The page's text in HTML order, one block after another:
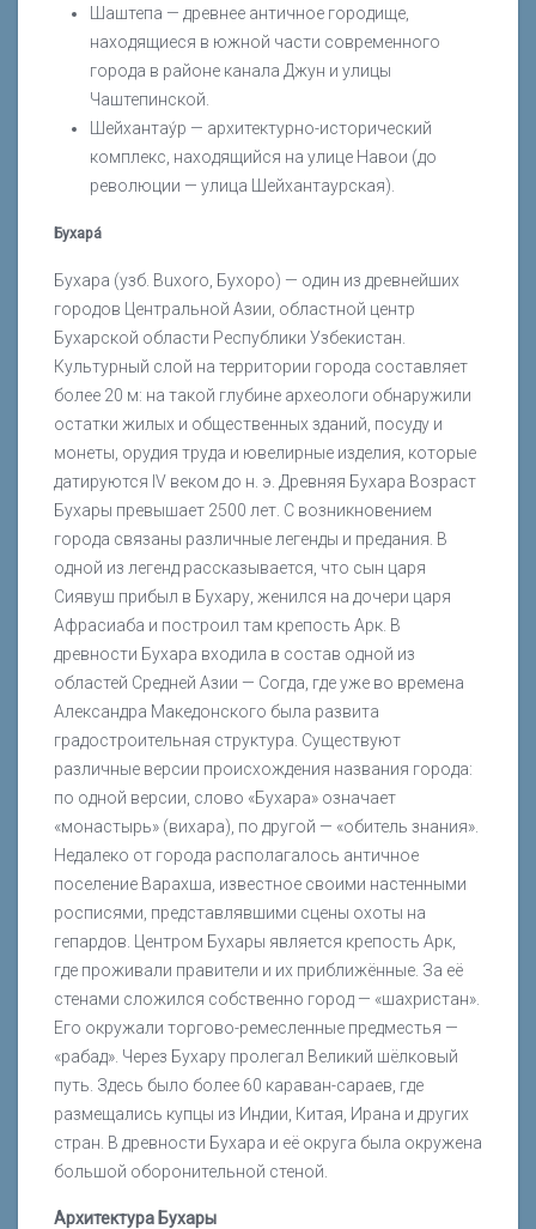
Шаштепа — древнее античное городище,
находящиеся в южной части современного
города в районе канала Джун и улицы
Чаштепинской.
Шейхантау́р — архитектурно-исторический
комплекс, находящийся на улице Навои (до
революции — улица Шейхантаурская).
Бухара́
Бухара (узб. Buxoro, Бухоро) — один из древнейших
городов Центральной Азии, областной центр
Бухарской области Республики Узбекистан.
Культурный слой на территории города составляет
более 20 м: на такой глубине археологи обнаружили
остатки жилых и общественных зданий, посуду и
монеты, орудия труда и ювелирные изделия, которые
датируются IV веком до н. э. Древняя Бухара Возраст
Бухары превышает 2500 лет. С возникновением
города связаны различные легенды и предания. В
одной из легенд рассказывается, что сын царя
Сиявуш прибыл в Бухару, женился на дочери царя
Афрасиаба и построил там крепость Арк. В
древности Бухара входила в состав одной из
областей Средней Азии — Согда, где уже во времена
Александра Македонского была развита
градостроительная структура. Существуют
различные версии происхождения названия города:
по одной версии, слово «Бухара» означает
«монастырь» (вихара), по другой — «обитель знания».
Недалеко от города располагалось античное
поселение Варахша, известное своими настенными
росписями, представлявшими сцены охоты на
гепардов. Центром Бухары является крепость Арк,
где проживали правители и их приближённые. За её
стенами сложился собственно город — «шахристан».
Его окружали торгово-ремесленные предместья —
«рабад». Через Бухару пролегал Великий шёлковый
путь. Здесь было более 60 караван-сараев, где
размещались купцы из Индии, Китая, Ирана и других
стран. В древности Бухара и её округа была окружена
большой оборонительной стеной.
Архитектура Бухары